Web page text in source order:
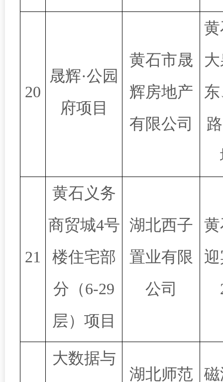
20
晟辉·公园
府项目
黄石市晟
辉房地产
有限公司
21
黄石义务
商贸城4号
楼住宅部
分（6-29
层）项目
湖北西子
置业有限
公司
大数据与
湖北师范 磁